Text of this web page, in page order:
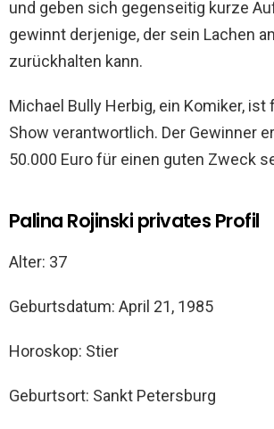
und geben sich gegenseitig kurze
gewinnt derjenige, der sein Lachen
zurückhalten kann.
Michael Bully Herbig, ein Komiker,
Show verantwortlich. Der Gewinner
50.000 Euro für einen guten Zweck
Palina Rojinski privates Profil
Alter: 37
Geburtsdatum: April 21, 1985
Horoskop: Stier
Geburtsort: Sankt Petersburg